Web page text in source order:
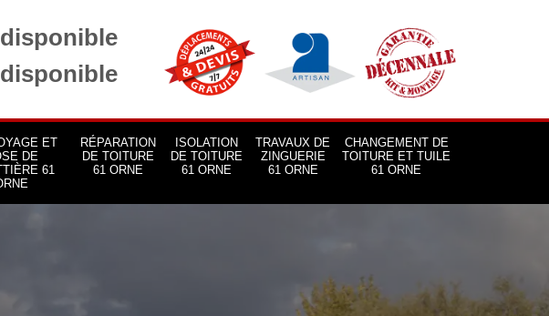
ET
DE
61
RÉPARATION
DE TOITURE
61 ORNE
ISOLATION
DE TOITURE
61 ORNE
TRAVAUX DE
ZINGUERIE
61 ORNE
CHANGEMENT DE
TOITURE ET TUILE
61 ORNE